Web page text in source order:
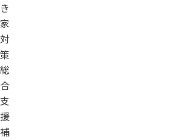
き
家
対
策
総
合
支
援
補